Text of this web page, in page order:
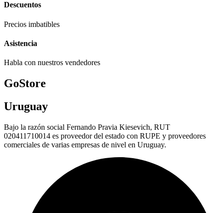
Descuentos
Precios imbatibles
Asistencia
Habla con nuestros vendedores
GoStore
Uruguay
Bajo la razón social Fernando Pravia Kiesevich, RUT
020411710014 es proveedor del estado con RUPE y proveedores
comerciales de varias empresas de nivel en Uruguay.